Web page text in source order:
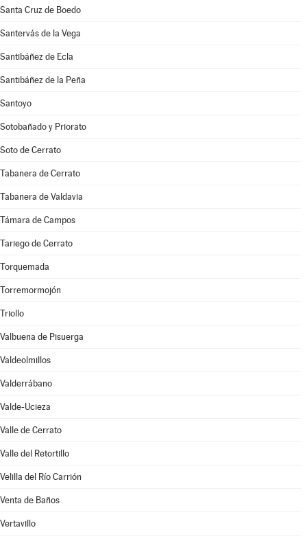
Santa Cruz de Boedo
Santervás de la Vega
Santibáñez de Ecla
Santibáñez de la Peña
Santoyo
Sotobañado y Priorato
Soto de Cerrato
Tabanera de Cerrato
Tabanera de Valdavia
Támara de Campos
Tariego de Cerrato
Torquemada
Torremormojón
Triollo
Valbuena de Pisuerga
Valdeolmillos
Valderrábano
Valde-Ucieza
Valle de Cerrato
Valle del Retortillo
Velilla del Río Carrión
Venta de Baños
Vertavillo